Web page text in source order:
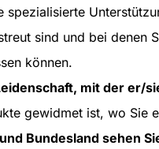
spezialisierte
sind und bei denen
können.
mit der er/
gewidmet ist, wo
Bundesland sehen